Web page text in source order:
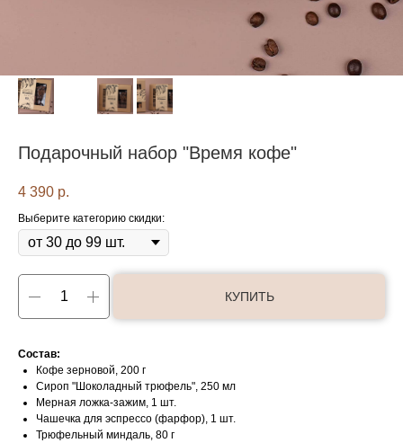
Подарочный набор "Время кофе"
4 390 р.
Выберите категорию скидки:
КУПИТЬ
Состав:
Кофе зерновой, 200 г
Сироп "Шоколадный трюфель", 250 мл
Мерная ложка-зажим, 1 шт.
Чашечка для эспрессо (фарфор), 1 шт.
Трюфельный миндаль, 80 г